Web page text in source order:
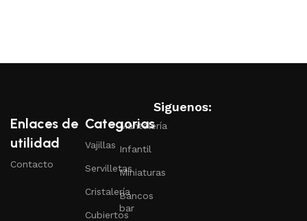
Enlaces de
utilidad
Contacto
Categorias
Vajillas
Servilletas
Cristalería
Cubiertos
Mantelería
Infantil
Miniaturas
Bancos
bar
Siguenos: